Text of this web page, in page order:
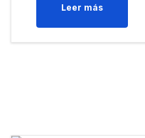
Leer más